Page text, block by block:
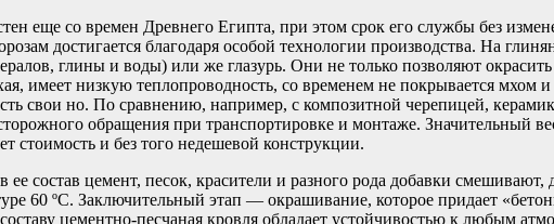
еще со времен Древнего Египта, при этом срок его службы без
достигается благодаря особой технологии производства. На
глины и воды) или же глазурь. Они не только позволяют
имеет низкую теплопроводность, со временем не покрывается
свои но. По сравнению, например, с композитной черепицей,
обращения при транспортировке и монтаже. Значительный
стоимость и без того недешевой конструкции.
состав цемент, песок, красители и разного рода добавки
60 ºС. Заключительный этап — окрашивание, которое придает
цементно-песчаная кровля обладает устойчивостью к любым